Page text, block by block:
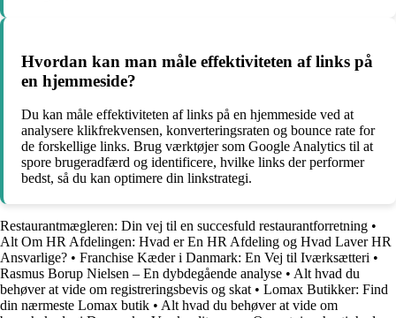
Hvordan kan man måle effektiviteten af links på
en hjemmeside?
Du kan måle effektiviteten af links på en hjemmeside ved at
analysere klikfrekvensen, konverteringsraten og bounce rate for
de forskellige links. Brug værktøjer som Google Analytics til at
spore brugeradfærd og identificere, hvilke links der performer
bedst, så du kan optimere din linkstrategi.
Restaurantmægleren: Din vej til en succesfuld restaurantforretning •
Alt Om HR Afdelingen: Hvad er En HR Afdeling og Hvad Laver HR
Ansvarlige? • Franchise Kæder i Danmark: En Vej til Iværksætteri •
Rasmus Borup Nielsen – En dybdegående analyse • Alt hvad du
behøver at vide om registreringsbevis og skat • Lomax Butikker: Find
din nærmeste Lomax butik • Alt hvad du behøver at vide om